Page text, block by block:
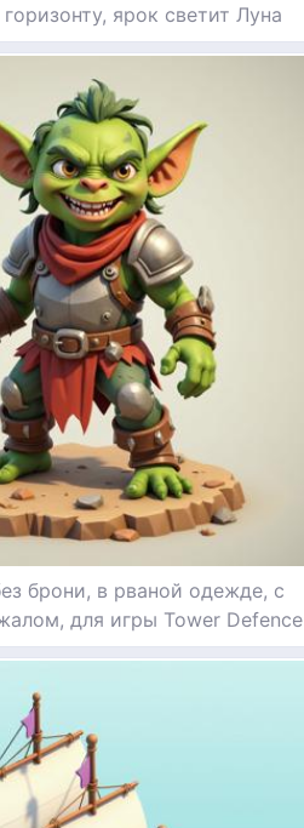
ярок светит Луна
брони, в рваной одежде, с
для игры Tower Defence